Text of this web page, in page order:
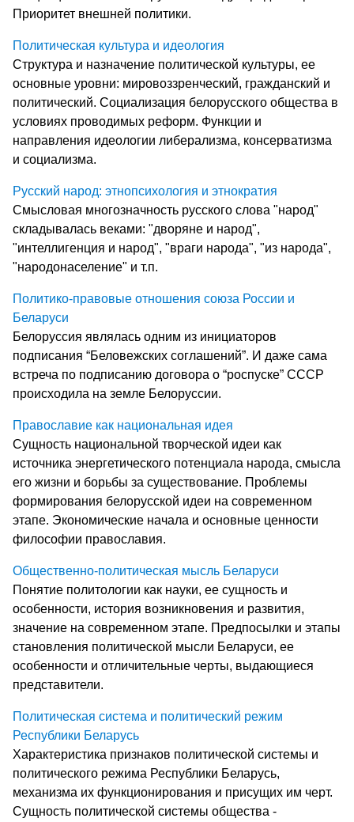
Приоритет внешней политики.
Политическая культура и идеология
Структура и назначение политической культуры, ее
основные уровни: мировоззренческий, гражданский и
политический. Социализация белорусского общества в
условиях проводимых реформ. Функции и
направления идеологии либерализма, консерватизма
и социализма.
Русский народ: этнопсихология и этнократия
Смысловая многозначность русского слова "народ"
складывалась веками: "дворяне и народ",
"интеллигенция и народ", "враги народа", "из народа",
"народонаселение" и т.п.
Политико-правовые отношения союза России и
Беларуси
Белоруссия являлась одним из инициаторов
подписания “Беловежских соглашений”. И даже сама
встреча по подписанию договора о “роспуске” СССР
происходила на земле Белоруссии.
Православие как национальная идея
Сущность национальной творческой идеи как
источника энергетического потенциала народа, смысла
его жизни и борьбы за существование. Проблемы
формирования белорусской идеи на современном
этапе. Экономические начала и основные ценности
философии православия.
Общественно-политическая мысль Беларуси
Понятие политологии как науки, ее сущность и
особенности, история возникновения и развития,
значение на современном этапе. Предпосылки и этапы
становления политической мысли Беларуси, ее
особенности и отличительные черты, выдающиеся
представители.
Политическая система и политический режим
Республики Беларусь
Характеристика признаков политической системы и
политического режима Республики Беларусь,
механизма их функционирования и присущих им черт.
Сущность политической системы общества -